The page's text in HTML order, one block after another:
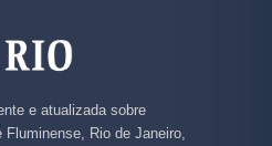
e atualizada sobre
Rio de Janeiro,